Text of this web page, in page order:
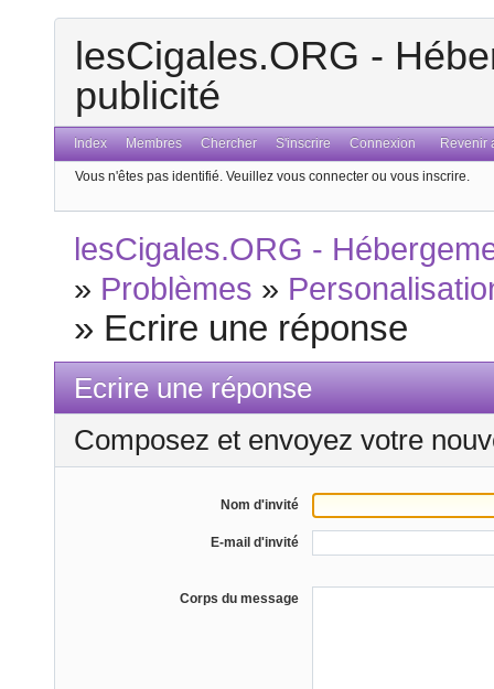
lesCigales.ORG -
publicité
Index Membres Chercher S'inscrire Connexion Revenir
Vous n'êtes pas identifié. Veuillez vous connecter ou vous inscrire.
lesCigales.ORG -
» Problèmes »
» Ecrire une réponse
Ecrire une réponse
Composez et envoyez votre
Nom d'invité
E-mail d'invité
Corps du message